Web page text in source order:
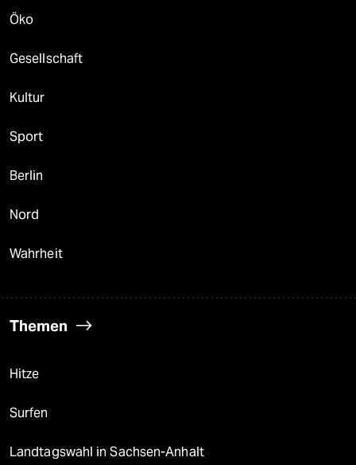
Öko
Gesellschaft
Kultur
Sport
Berlin
Nord
Wahrheit
Themen
Hitze
Surfen
Landtagswahl in Sachsen-Anhalt